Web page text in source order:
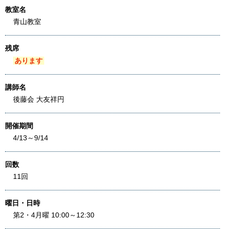
教室名
青山教室
残席
あります
講師名
後藤会 大友祥円
開催期間
4/13～9/14
回数
11回
曜日・日時
第2・4月曜 10:00～12:30